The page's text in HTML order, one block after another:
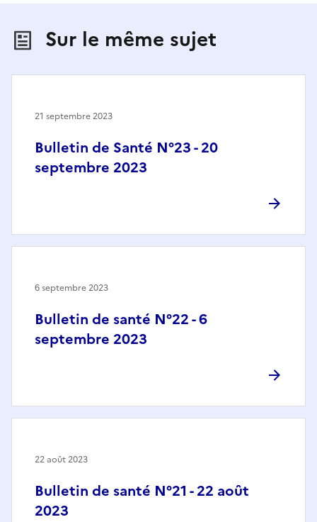
Sur le même sujet
Bulletin de Santé N°23 - 20
septembre 2023
21 septembre 2023
Bulletin de santé N°22 - 6
septembre 2023
6 septembre 2023
Bulletin de santé N°21 - 22 août
2023
22 août 2023